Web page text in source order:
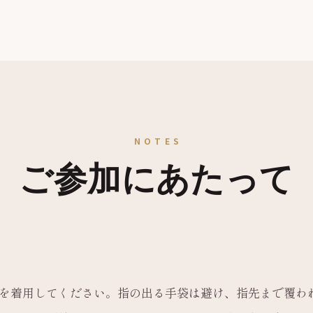
NOTES
ご参加にあたって
着用してください。指の出る手袋は避け、指先まで覆わ